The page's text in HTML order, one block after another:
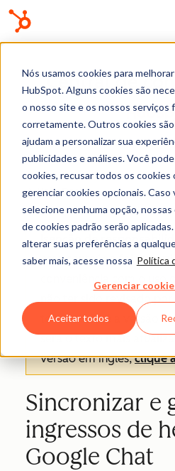
Nós usamos cookies para
HubSpot. Alguns cookies são
o nosso site e os nossos serviços
corretamente. Outros cookies
ajudam a personalizar sua
publicidades e análises. Você
cookies, recusar todos os cookies
gerenciar cookies opcionais. Caso
selecione nenhuma opção,
de cookies padrão serão
alterar suas preferências a
saber mais, acesse nossa Política
Gerenciar
Aceitar todos
Central de
Help Desk
Isenção de
esse conteúdo foi
conveniência com o uso
não ter sido revisado por
texto oficial é a versão
será o texto mais
versão em inglês,clique
Sincronizar e
ingressos de
Google Chat